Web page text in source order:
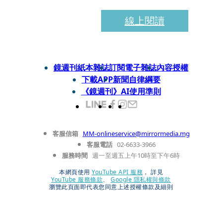
線上閱讀
鏡週刊紙本雜誌訂閱電子雜誌內容授權
下載APP新聞自律綱要
《鏡週刊》AI使用準則
客服信箱 MM-onlineservice@mirrormedia.mg
客服電話 02-6633-3966
服務時間 週一至週五上午10時至下午6時
本網頁使用 YouTube API 服務 ， 詳見
YouTube 服務條款、
Google 隱私權與條款
瀏覽此頁面即代表您同意上述授權條款及細則